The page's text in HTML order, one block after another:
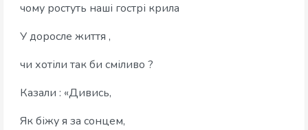
чому ростуть наші гострі крила
У доросле життя ,
чи хотіли так би сміливо ?
Казали : «Дивись,
Як біжу я за сонцем,